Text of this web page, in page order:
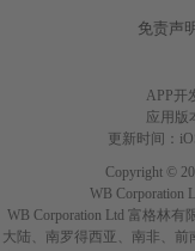
免责声
APP开
应用版
更新时间：
Copyright ©
WB Corporation
WB Corporation Ltd 富格林
大陆、南罗得西亚、南非、